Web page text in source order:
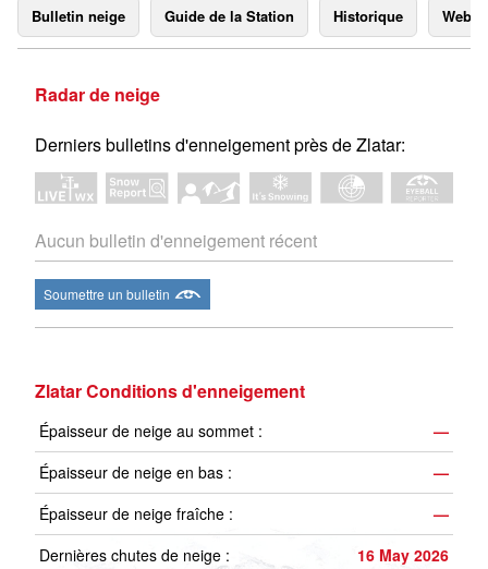
Bulletin neige Guide de la Station Historique
Radar de neige
Derniers bulletins d'enneigement près de Zlatar:
Aucun bulletin d'enneigement récent
Soumettre un bulletin
Zlatar Conditions d'enneigement
Épaisseur de neige au sommet :
—
Épaisseur de neige en bas :
—
Épaisseur de neige fraîche :
—
Dernières chutes de neige :
16 May 2026